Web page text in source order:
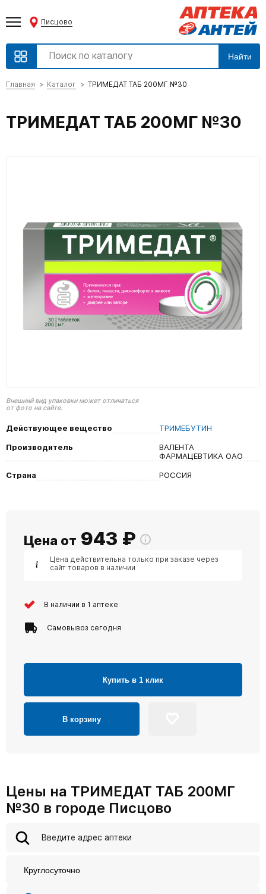
Писцово
Найти
Главная Каталог ТРИМЕДАТ ТАБ 200МГ №30
ТРИМЕДАТ ТАБ 200МГ №30
Внешний вид упаковки может отличаться
от фото на сайте.
Действующее вещество
ТРИМЕБУТИН
Производитель
ВАЛЕНТА
ФАРМАЦЕВТИКА ОАО
Страна
РОССИЯ
Цена от 943 ₽
Цена действительна только при заказе через
сайт товаров в наличии
В наличии в 1 аптеке
Самовывоз сегодня
Купить в 1 клик
В корзину
Цены на ТРИМЕДАТ ТАБ 200МГ
№30 в городе Писцово
Круглосуточно